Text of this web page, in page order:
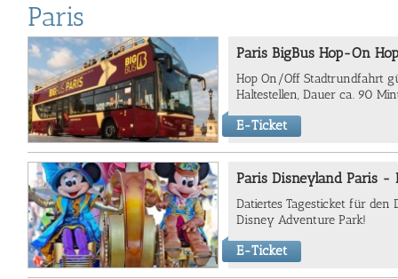
Paris
Paris BigBus Hop-On
Hop On/Off Stadtrundfahrt
Haltestellen, Dauer ca. 90
E-Ticket
Paris Disneyland Paris -
Datiertes Tagesticket für
Disney Adventure Park!
E-Ticket